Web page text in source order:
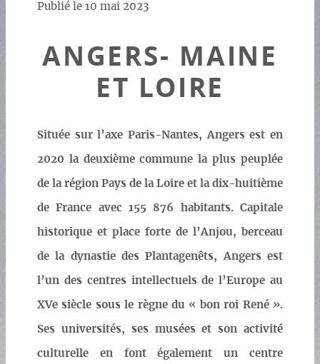
Publié le 10 mai 2023
ANGERS- MAINE
ET LOIRE
Située sur l’axe Paris-Nantes, Angers est en
2020 la deuxième commune la plus peuplée
de la région Pays de la Loire et la dix-huitième
de France avec 155 876 habitants. Capitale
historique et place forte de l’Anjou, berceau
de la dynastie des Plantagenêts, Angers est
l’un des centres intellectuels de l’Europe au
XVe siècle sous le règne du « bon roi René ».
Ses universités, ses musées et son activité
culturelle en font également un centre